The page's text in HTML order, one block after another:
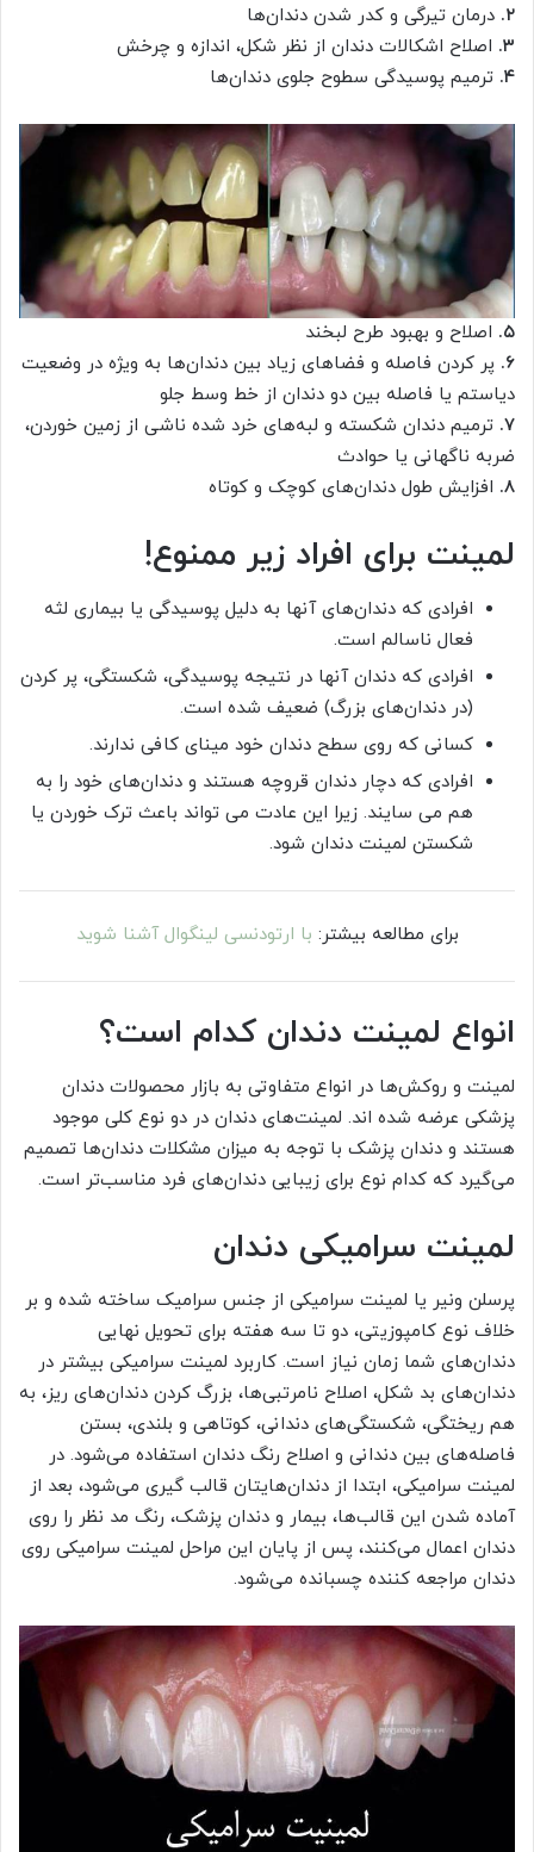
۲. درمان تیرگی و کدر شدن دندان‌ها
۳. اصلاح اشکالات دندان از نظر شکل، اندازه و چرخش
۴. ترمیم پوسیدگی سطوح جلوی دندان‌ها
۵. اصلاح و بهبود طرح لبخند
۶. پر کردن فاصله و فضا‌های زیاد بین دندان‌ها به ویژه در وضعیت
دیاستم یا فاصله بین دو دندان از خط وسط جلو
۷. ترمیم دندان شکسته و لبه‌های خرد شده ناشی از زمین خوردن،
ضربه ناگهانی یا حوادث
۸. افزایش طول دندان‌های کوچک و کوتاه
لمینت برای افراد زیر ممنوع!
افرادی که دندان‌های آنها به دلیل پوسیدگی یا بیماری لثه
فعال ناسالم است.
افرادی که دندان آنها در نتیجه پوسیدگی، شکستگی، پر کردن
(در دندان‌های بزرگ) ضعیف شده است.
کسانی که روی سطح دندان خود مینای کافی ندارند.
افرادی که دچار دندان قروچه هستند و دندان‌های خود را به
هم می سایند. زیرا این عادت می تواند باعث ترک خوردن یا
شکستن لمینت دندان شود.
برای مطالعه بیشتر: با ارتودنسی لینگوال آشنا شوید
انواع لمینت دندان کدام است؟
لمینت و روکش‌ها در انواع متفاوتی به بازار محصولات دندان
پزشکی عرضه شده اند. لمینت‌های دندان در دو نوع کلی موجود
هستند و دندان پزشک با توجه به میزان مشکلات دندان‌ها تصمیم
می‌گیرد که کدام نوع برای زیبایی دندان‌های فرد مناسب‌تر است.
لمینت سرامیکی دندان
پرسلن ونیر یا لمینت سرامیکی از جنس سرامیک ساخته شده و بر
خلاف نوع کامپوزیتی، دو تا سه هفته برای تحویل نهایی
دندان‌های شما زمان نیاز است. کاربرد لمینت سرامیکی بیشتر در
دندان‌های بد شکل، اصلاح نامرتبی‌ها، بزرگ کردن دندان‌های ریز، به
هم ریختگی، شکستگی‌های دندانی، کوتاهی و بلندی، بستن
فاصله‌های بین دندانی و اصلاح رنگ دندان استفاده می‌شود. در
لمینت سرامیکی، ابتدا از دندان‌هایتان قالب گیری می‌شود، بعد از
آماده شدن این قالب‌ها، بیمار و دندان پزشک، رنگ مد نظر را روی
دندان اعمال می‌کنند، پس از پایان این مراحل لمینت سرامیکی روی
دندان مراجعه کننده چسبانده می‌شود.